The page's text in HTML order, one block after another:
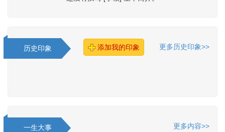
历史印象 添加我的印象 更多历史印象>>
一生大事 更多内容>>